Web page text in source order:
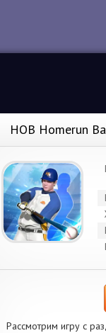
HOB Homerun
Рассмотрим игру с